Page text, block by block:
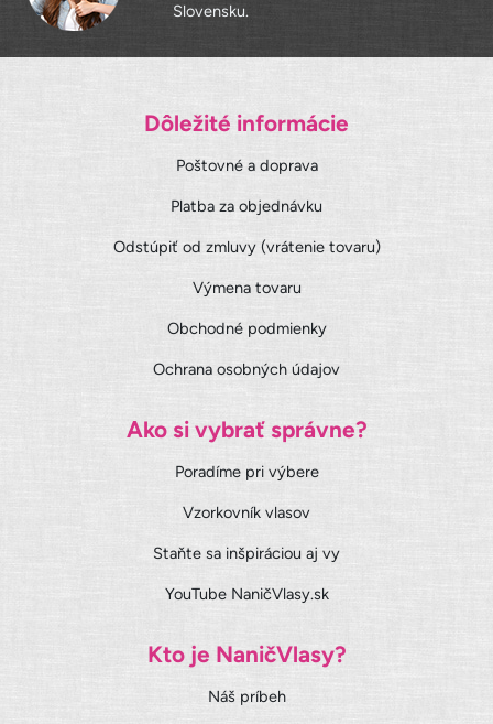
Slovensku.
Dôležité informácie
Poštovné a doprava
Platba za objednávku
Odstúpiť od zmluvy (vrátenie tovaru)
Výmena tovaru
Obchodné podmienky
Ochrana osobných údajov
Ako si vybrať správne?
Poradíme pri výbere
Vzorkovník vlasov
Staňte sa inšpiráciou aj vy
YouTube NaničVlasy.sk
Kto je NaničVlasy?
Náš príbeh